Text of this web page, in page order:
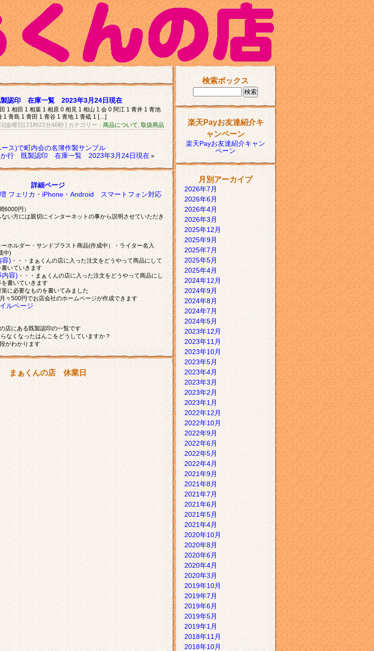
認印 在庫一覧 2023年3月24日現在
1 相田 1 相葉 1 相原 0 相見 1 相山 1 会 0 阿江 1 青井 1 青池
1 青島 1 青田 1 青谷 1 青地 1 青砥 1 […]
[金曜日] 21時22分46秒| カテゴリー：商品について,取扱商品
ス)で町内会の名簿作製サンプル
か行 既製認印 在庫一覧 2023年3月24日現在»
詳細ページ
フェリカ・iPhone・Android スマートフォン対応
6000円）
い方には親切にインターネットの事から説明させていただき
ホルダー・サンドブラスト商品(作成中）・ライター名入
中)
容) ・・・まぁくんの店に入った注文をどうやって商品にして
いていきます
内容)・・・まぁくんの店に入った注文をどうやって商品にし
書いていきます
策に必要なものを書いてみました
月々500円でお店会社のホームページが作成できます
ルページ
店にある既製認印の一覧です
らなくなったはんこをどうしていますか？
がわかります
まぁくんの店 休業日
検索ボックス
楽天Payお友達紹介キ
ャンペーン
楽天Payお友達紹介キャン
ペーン
月別アーカイブ
2026年7月
2026年6月
2026年4月
2026年3月
2025年12月
2025年9月
2025年7月
2025年5月
2025年4月
2024年12月
2024年9月
2024年8月
2024年7月
2024年5月
2023年12月
2023年11月
2023年10月
2023年5月
2023年4月
2023年3月
2023年2月
2023年1月
2022年12月
2022年10月
2022年9月
2022年6月
2022年5月
2022年4月
2021年9月
2021年8月
2021年7月
2021年6月
2021年5月
2021年4月
2020年10月
2020年8月
2020年6月
2020年4月
2020年3月
2019年10月
2019年7月
2019年6月
2019年5月
2019年1月
2018年11月
2018年10月